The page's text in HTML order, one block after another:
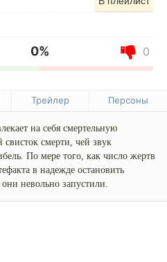
0% 0
Трейлер Персоны
на себя смертельную
свисток смерти, чей звук
По мере того, как число жертв
в надежде остановить
невольно запустили.